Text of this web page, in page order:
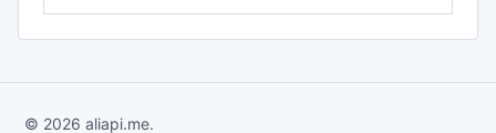
© 2026 aliapi.me.